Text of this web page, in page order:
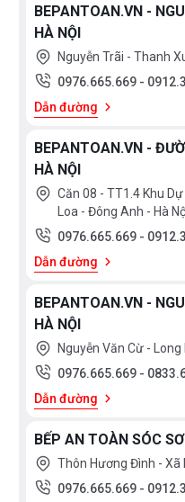
BEPANTOAN.VN -
HÀ NỘI
Nguyễn Trãi - Thanh
0976.665.669 -
Dẫn đường
BEPANTOAN.VN -
HÀ NỘI
Căn 08 - TT1.4 Khu
Loa - Đông Anh - Hà
0976.665.669 -
Dẫn đường
BEPANTOAN.VN -
HÀ NỘI
Nguyễn Văn Cừ - Long
0976.665.669 -
Dẫn đường
BẾP AN TOÀN SÓC
Thôn Hương Đình - Xã
0976.665.669 -